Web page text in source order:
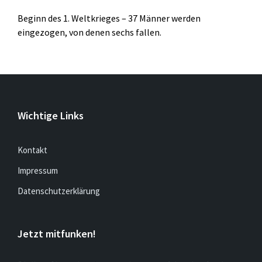
Beginn des 1. Weltkrieges – 37 Männer werden
eingezogen, von denen sechs fallen.
Wichtige Links
Kontakt
Impressum
Datenschutzerklärung
Jetzt mitfunken!